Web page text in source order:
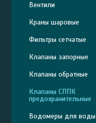
Вентили
Краны шаровые
Фильтры сетчатые
Клапаны запорные
Клапаны обратные
Клапаны СППК
предохранительные
Водомеры для воды